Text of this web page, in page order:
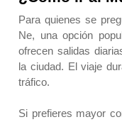
Para quienes se
Ne, una opción
ofrecen salidas
la ciudad. El viaje
tráfico.
Si prefieres mayor